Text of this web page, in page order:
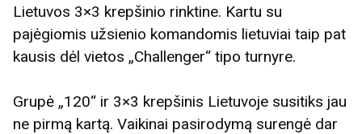
Lietuvos 3×3 krepšinio rinktine. Kartu su
pajėgiomis užsienio komandomis lietuviai taip pat
kausis dėl vietos „Challenger“ tipo turnyre.
Grupė „120“ ir 3×3 krepšinis Lietuvoje susitiks jau
ne pirmą kartą. Vaikinai pasirodymą surengė dar